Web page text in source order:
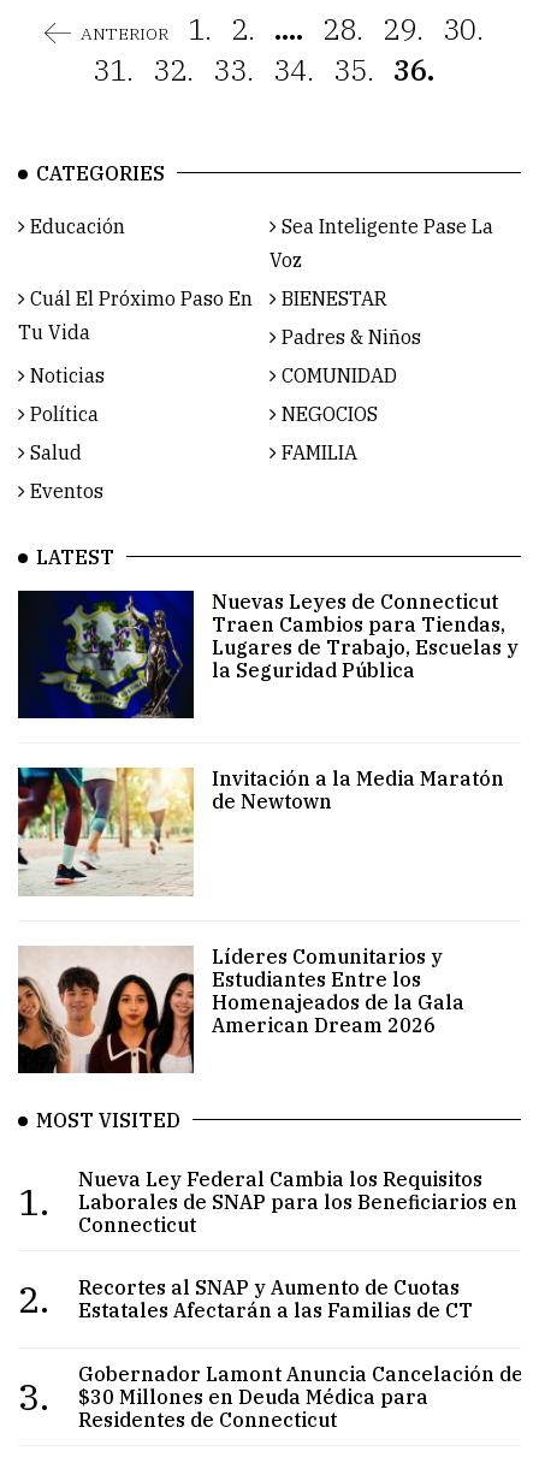
ANTERIOR 1. 2. .... 28. 29.
30.
31.
32. 33. 34. 35. 36.
CATEGORIES
Educación
Sea Inteligente Pase La
Voz
Cuál El Próximo Paso En
Tu Vida
BIENESTAR
Padres & Niños
Noticias
COMUNIDAD
Política
NEGOCIOS
Salud
FAMILIA
Eventos
LATEST
Nuevas Leyes de Connecticut
Traen Cambios para Tiendas,
Lugares de Trabajo, Escuelas y
la Seguridad Pública
Invitación a la Media Maratón
de Newtown
Líderes Comunitarios y
Estudiantes Entre los
Homenajeados de la Gala
American Dream 2026
MOST VISITED
1.
Nueva Ley Federal Cambia los Requisitos
Laborales de SNAP para los Beneficiarios en
Connecticut
2.
Recortes al SNAP y Aumento de Cuotas
Estatales Afectarán a las Familias de CT
3.
Gobernador Lamont Anuncia Cancelación de
$30 Millones en Deuda Médica para
Residentes de Connecticut